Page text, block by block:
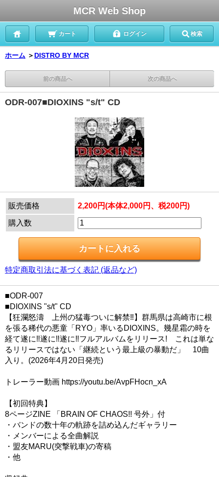
MCR Web Shop
カート ログイン 検索
ホーム ＞ DISTRO BY MCR
前の商品へ 次の商品へ
ODR-007■DIOXINS "s/t" CD
販売価格 2,200円(本体2,000円、税200円)
購入数
特定商取引法に基づく表記 (返品など)
■ODR-007
■DIOXINS "s/t" CD
【狂瀾怒濤 上州の猛毒ついに解禁‼】群馬県は高崎市に根
を張る稀代の悪童「RYO」率いるDIOXINS。幾星霜の時を
経て遂に‼遂に‼遂に‼フルアルバムをリリース! これは単な
るリリースではない「継続という最上級の暴動だ」 10曲
入り。(2026年4月20日発売)
トレーラー動画 https://youtu.be/AvpFHocn_xA
【初回特典】
8ページZINE 「BRAIN OF CHAOS!! 号外」付
・バンドの数十年の軌跡を詰め込んだギャラリー
・メンバーによる全曲解説
・盟友MARU(突撃戦車)の寄稿
・他